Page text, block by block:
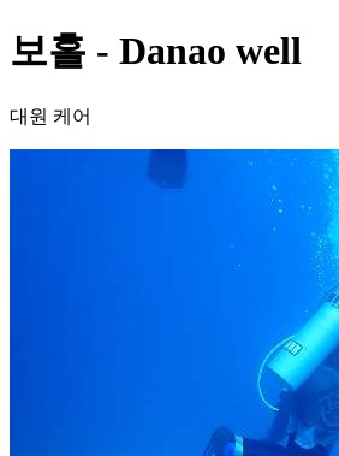
보홀 - Danao well
대원 케어